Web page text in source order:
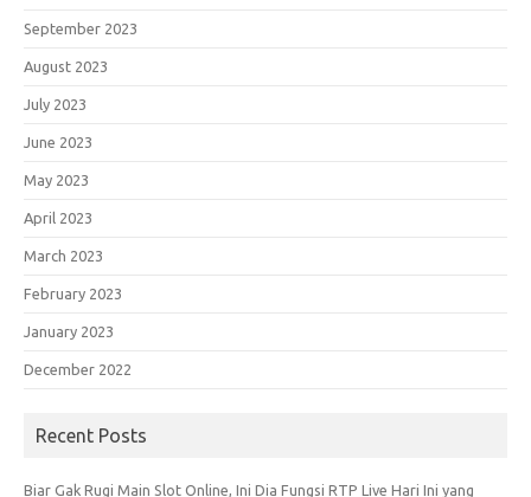
September 2023
August 2023
July 2023
June 2023
May 2023
April 2023
March 2023
February 2023
January 2023
December 2022
Recent Posts
Biar Gak Rugi Main Slot Online, Ini Dia Fungsi RTP Live Hari Ini yang